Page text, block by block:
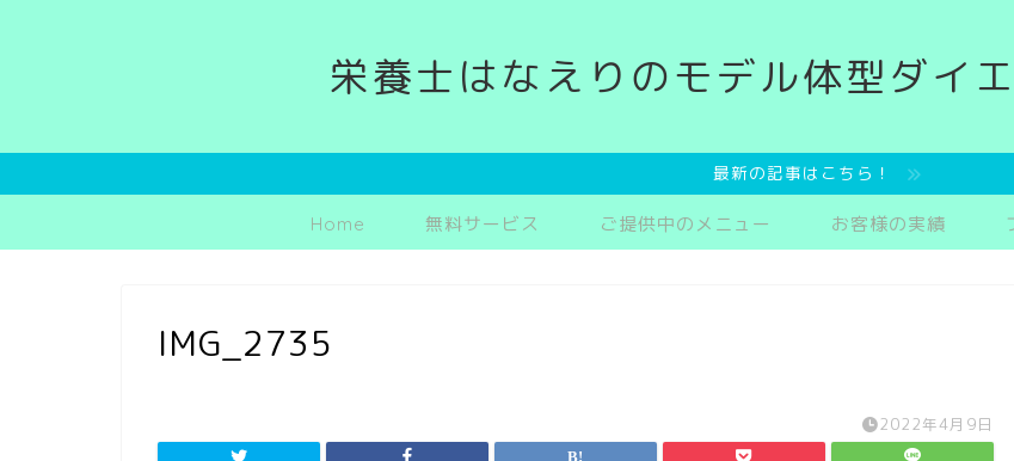
栄養士はなえりのモデル体型ダイ
最新の記事はこちら！
Home 無料サービス ご提供中のメニュー お客様の実績
IMG_2735
2022年4月9日